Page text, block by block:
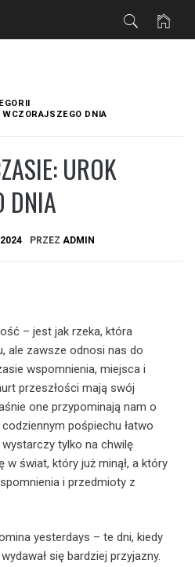
DNIA
UROK
DNIA
PRZEZ ADMIN
– jest jak rzeka, która
ale zawsze odnosi nas do
wspomnienia, miejsca i
przeszłości mają swój
one przypominają nam o
pośpiechu łatwo
tylko na chwilę
w świat, który już minął, a który
i przedmioty z
yesterdays – te dni, kiedy
się bardziej przyjazny.